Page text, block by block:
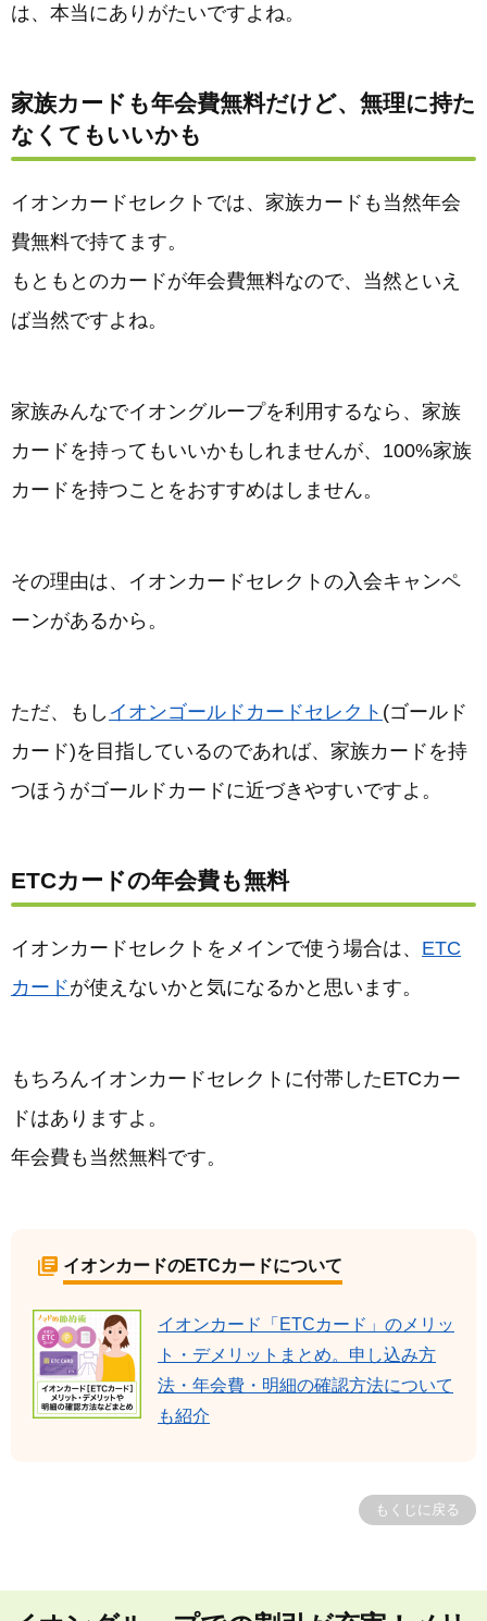
は、本当にありがたいですよね。
家族カードも年会費無料だけど、無理に持た
なくてもいいかも
イオンカードセレクトでは、家族カードも当然年会
費無料で持てます。
もともとのカードが年会費無料なので、当然といえ
ば当然ですよね。
家族みんなでイオングループを利用するなら、家族
カードを持ってもいいかもしれませんが、100%家族
カードを持つことをおすすめはしません。
その理由は、イオンカードセレクトの入会キャンペ
ーンがあるから。
ただ、もし イオンゴールドカードセレクト (ゴールド
カード)を目指しているのであれば、家族カードを持
つほうがゴールドカードに近づきやすいですよ。
ETCカードの年会費も無料
イオンカードセレクトをメインで使う場合は、 ETC
カードが使えないかと気になるかと思います。
もちろんイオンカードセレクトに付帯したETCカー
ドはありますよ。
年会費も当然無料です。
イオンカードのETCカードについて
イオンカード「ETCカード」のメリッ
ト・デメリットまとめ。申し込み方
法・年会費・明細の確認方法について
も紹介
もくじに戻る